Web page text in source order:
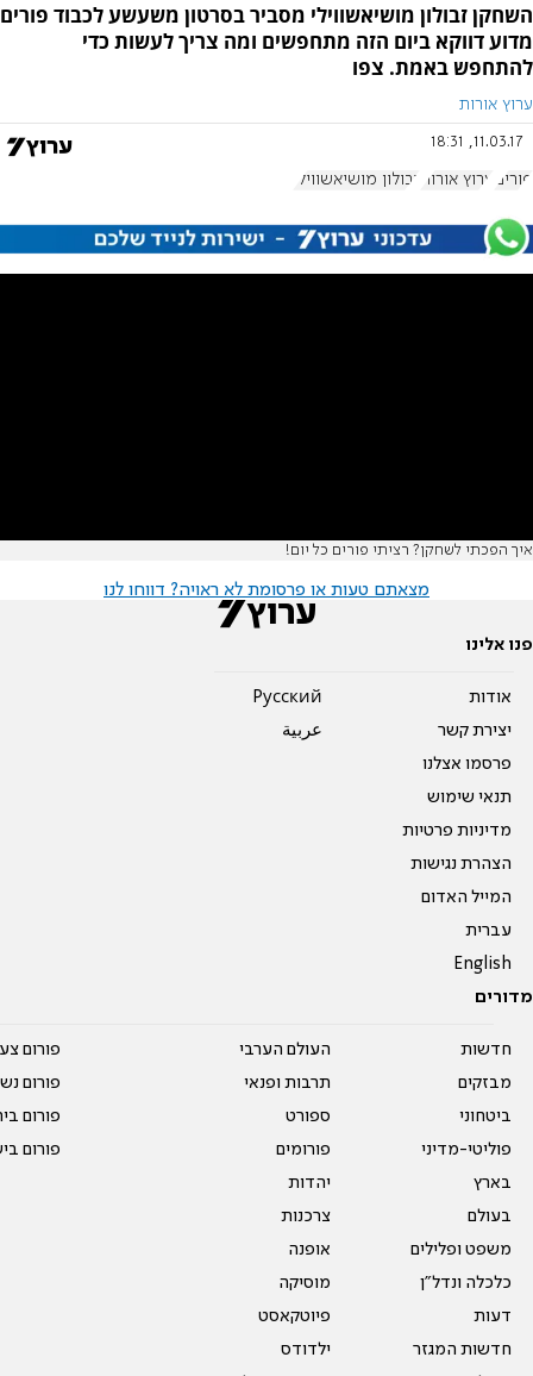
השחקן זבולון מושיאשווילי מסביר בסרטון משעשע לכבוד פורים
מדוע דווקא ביום הזה מתחפשים ומה צריך לעשות כדי
להתחפש באמת. צפו
ערוץ אורות
11.03.17, 18:31
פורים ערוץ אורות זבולון מושיאשווילי
איך הפכתי לשחקן? רציתי פורים כל יום!
מצאתם טעות או פרסומת לא ראויה? דווחו לנו
פנו אלינו
אודות
יצירת קשר
פרסמו אצלנו
תנאי שימוש
מדיניות פרטיות
הצהרת נגישות
המייל האדום
עברית
English
Pусский
عربية
מדורים
חדשות
מבזקים
ביטחוני
פוליטי-מדיני
בארץ
בעולם
משפט ופלילים
כלכלה ונדל"ן
דעות
חדשות המגזר
העולם הערבי
תרבות ופנאי
ספורט
פורומים
יהדות
צרכנות
אופנה
מוסיקה
פיוטקאסט
ילדודס
פורום
פורום
פורום
פורום